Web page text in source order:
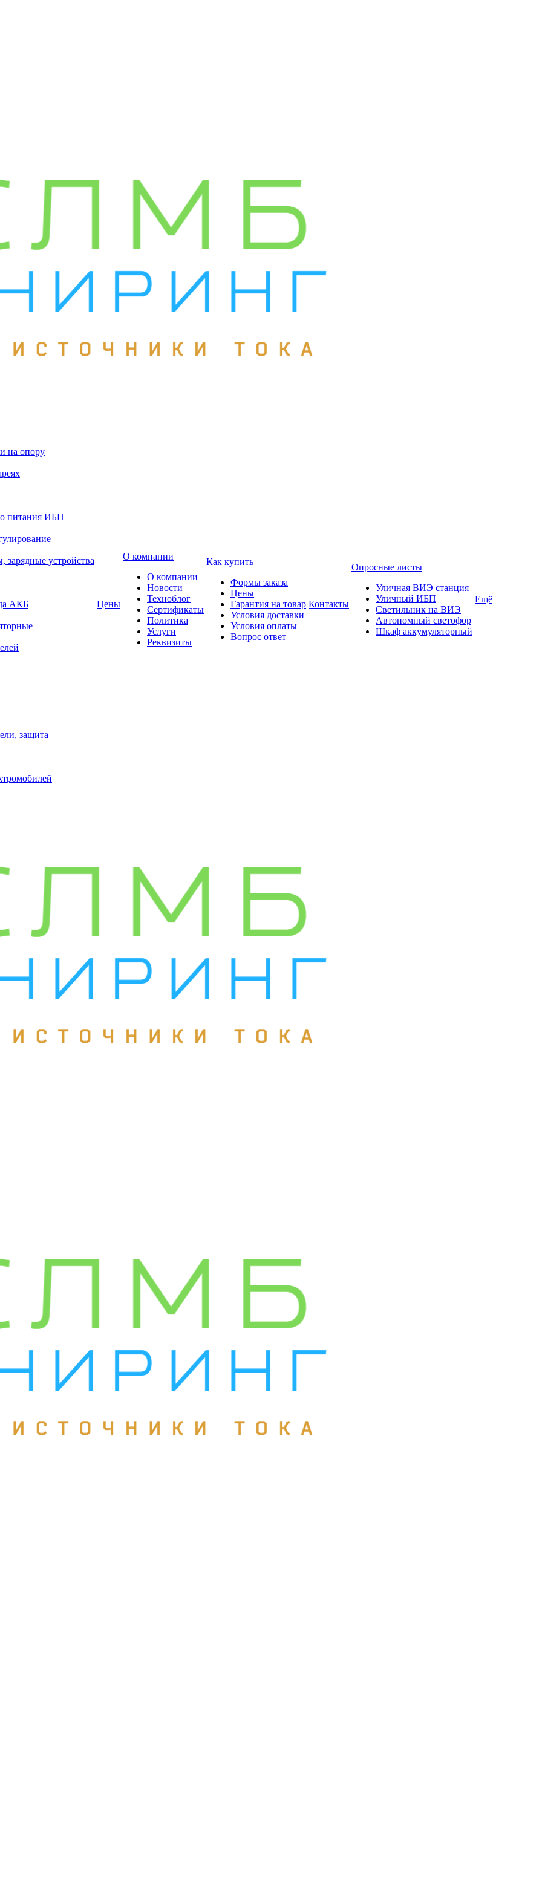
на опору
питания ИБП
зарядные устройства
АКБ
защита
Цены
О компании
О компании
Новости
Техноблог
Сертификаты
Политика
Услуги
Реквизиты
Как купить
Формы заказа
Цены
Гарантия на товар
Условия доставки
Условия оплаты
Вопрос ответ
Контакты
Опросные листы
Уличная ВИЭ станция
Уличный ИБП
Светильник на ВИЭ
Автономный светофор
Шкаф аккумуляторный
Ещё